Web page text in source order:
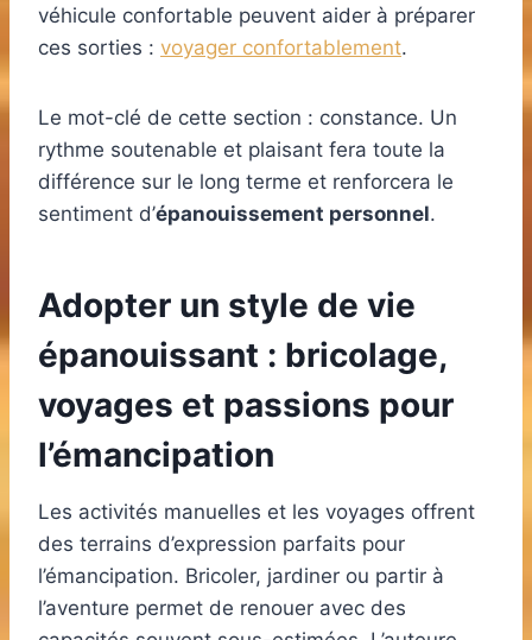
véhicule confortable peuvent aider à préparer
ces sorties : voyager confortablement.
Le mot-clé de cette section : constance. Un
rythme soutenable et plaisant fera toute la
différence sur le long terme et renforcera le
sentiment d’épanouissement personnel.
Adopter un style de vie
épanouissant : bricolage,
voyages et passions pour
l’émancipation
Les activités manuelles et les voyages offrent
des terrains d’expression parfaits pour
l’émancipation. Bricoler, jardiner ou partir à
l’aventure permet de renouer avec des